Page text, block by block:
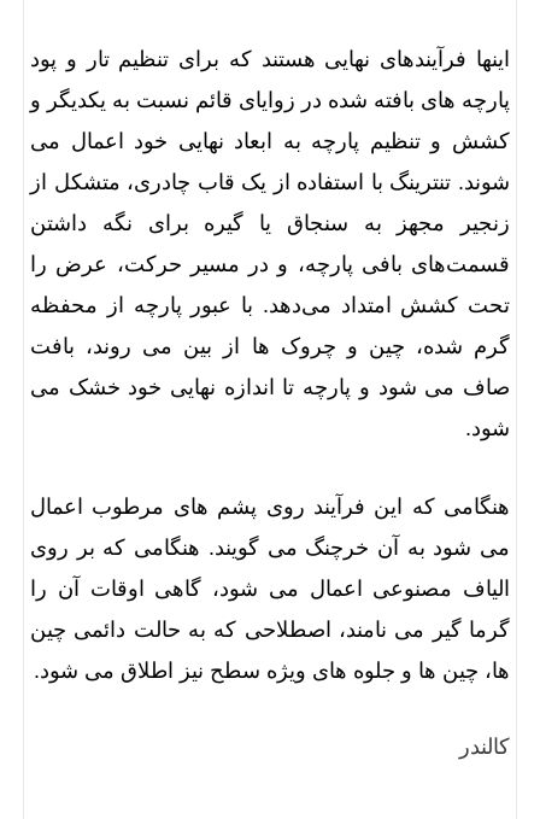
اینها فرآیندهای نهایی هستند که برای تنظیم تار و پود
پارچه های بافته شده در زوایای قائم نسبت به یکدیگر و
کشش و تنظیم پارچه به ابعاد نهایی خود اعمال می
شوند. تنترینگ با استفاده از یک قاب چادری، متشکل از
زنجیر مجهز به سنجاق یا گیره برای نگه داشتن
قسمت‌های بافی پارچه، و در مسیر حرکت، عرض را
تحت کشش امتداد می‌دهد. با عبور پارچه از محفظه
گرم شده، چین و چروک ها از بین می روند، بافت
صاف می شود و پارچه تا اندازه نهایی خود خشک می
شود.
هنگامی که این فرآیند روی پشم های مرطوب اعمال
می شود به آن خرچنگ می گویند. هنگامی که بر روی
الیاف مصنوعی اعمال می شود، گاهی اوقات آن را
گرما گیر می نامند، اصطلاحی که به حالت دائمی چین
ها، چین ها و جلوه های ویژه سطح نیز اطلاق می شود.
کالندر